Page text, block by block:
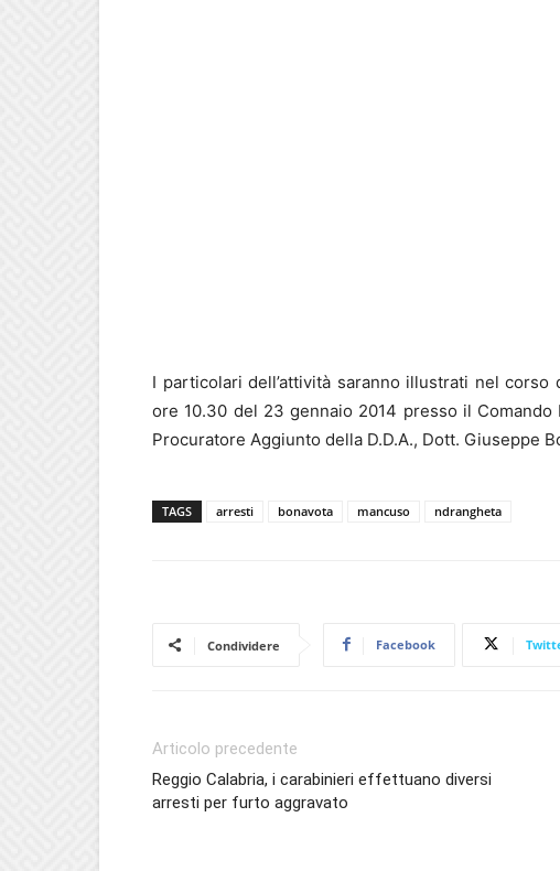
I particolari dell’attività saranno illustrati nel
ore 10.30 del 23 gennaio 2014 presso il
Procuratore Aggiunto della D.D.A., Dott. Giuseppe
TAGS arresti bonavota mancuso ndrangheta
Condividere Facebook
Articolo precedente
Reggio Calabria, i carabinieri effettuano diversi
arresti per furto aggravato